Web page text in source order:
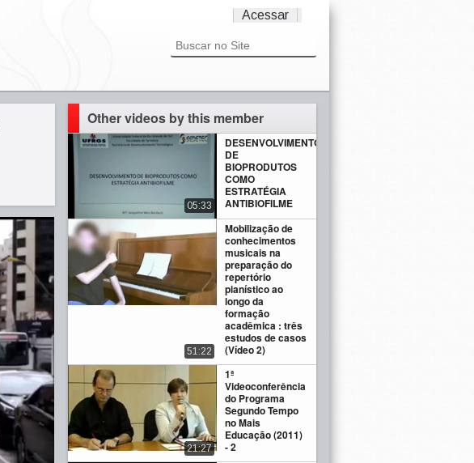
Acessar
Other videos by this member
DESENVOLVIMENTO
DE
BIOPRODUTOS
COMO
ESTRATÉGIA
ANTIBIOFILME
05:33
Mobilização de
conhecimentos
musicais na
preparação do
repertório
pianístico ao
longo da
formação
acadêmica : três
estudos de casos
(Vídeo 2)
51:22
1ª
Videoconferência
do Programa
Segundo Tempo
no Mais
Educação (2011)
- 2
21:27